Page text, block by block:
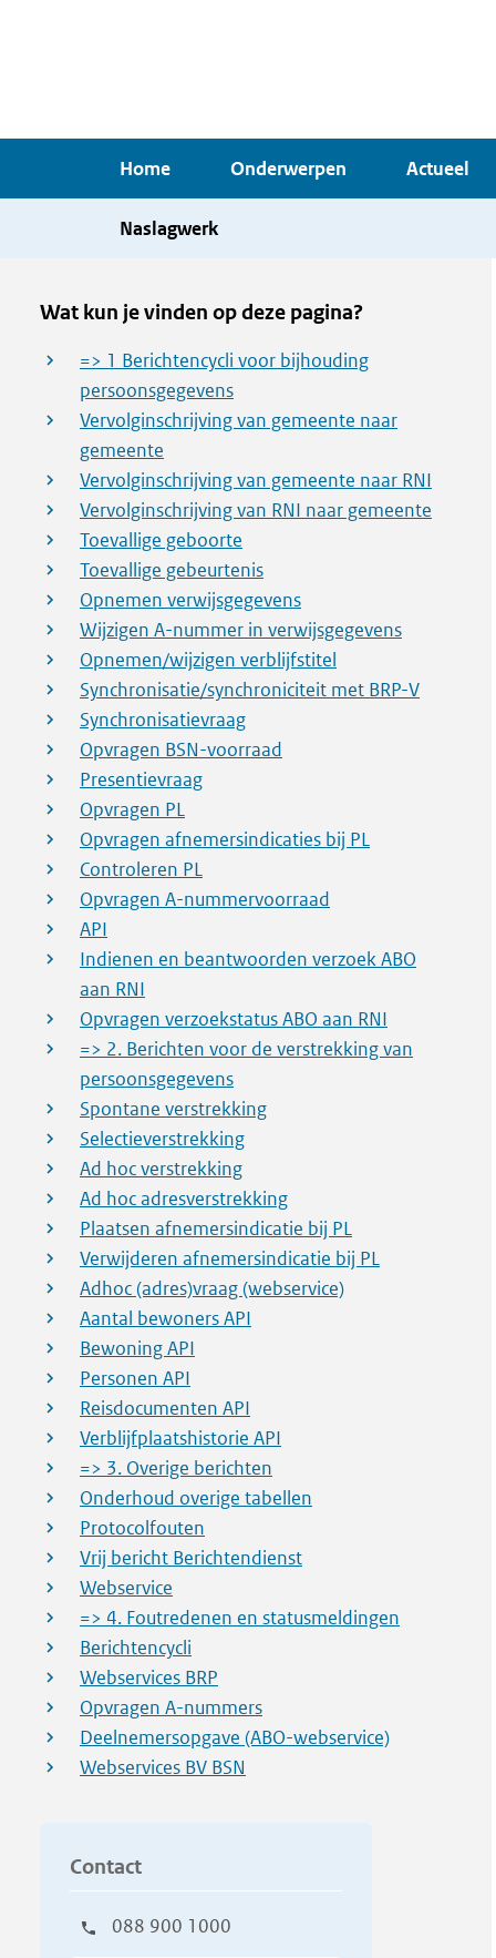
de
gaan
Home Onderwerpen Actueel
Naslagwerk
Wat kun je vinden op deze pagina?
=> 1 Berichtencycli voor bijhouding
persoonsgegevens
Vervolginschrijving van gemeente naar
gemeente
Vervolginschrijving van gemeente naar RNI
Vervolginschrijving van RNI naar gemeente
Toevallige geboorte
Toevallige gebeurtenis
Opnemen verwijsgegevens
Wijzigen A-nummer in verwijsgegevens
Opnemen/wijzigen verblijfstitel
Synchronisatie/synchroniciteit met BRP-V
Synchronisatievraag
Opvragen BSN-voorraad
Presentievraag
Opvragen PL
Opvragen afnemersindicaties bij PL
Controleren PL
Opvragen A-nummervoorraad
API
Indienen en beantwoorden verzoek ABO
aan RNI
Opvragen verzoekstatus ABO aan RNI
=> 2. Berichten voor de verstrekking van
persoonsgegevens
Spontane verstrekking
Selectieverstrekking
Ad hoc verstrekking
Ad hoc adresverstrekking
Plaatsen afnemersindicatie bij PL
Verwijderen afnemersindicatie bij PL
Adhoc (adres)vraag (webservice)
Aantal bewoners API
Bewoning API
Personen API
Reisdocumenten API
Verblijfplaatshistorie API
=> 3. Overige berichten
Onderhoud overige tabellen
Protocolfouten
Vrij bericht Berichtendienst
Webservice
=> 4. Foutredenen en statusmeldingen
Berichtencycli
Webservices BRP
Opvragen A-nummers
Deelnemersopgave (ABO-webservice)
Webservices BV BSN
Contact
088 900 1000